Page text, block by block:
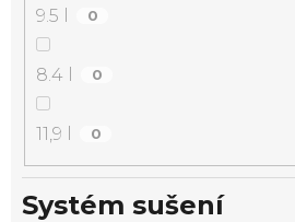
9.5 l 0
8.4 l 0
11,9 l 0
Systém sušení